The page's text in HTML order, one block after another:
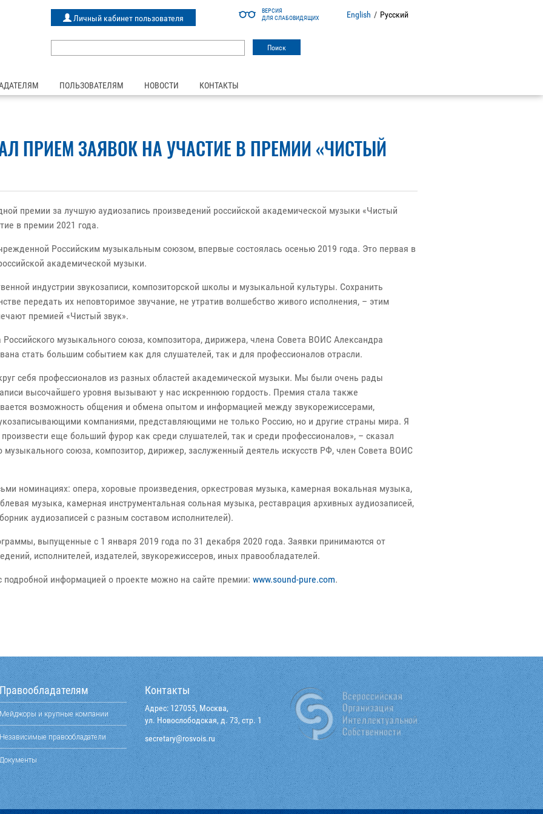
ВЕРСИЯ
ДЛЯ СЛАБОВИДЯЩИХ
English / Русский
Личный кабинет пользователя
ПОЛЬЗОВАТЕЛЯМ НОВОСТИ КОНТАКТЫ
ПРИЕМ ЗАЯВОК НА УЧАСТИЕ В ПРЕМИИ «ЧИСТЫЙ
премии за лучшую аудиозапись произведений российской академической музыки «Чистый
в премии 2021 года.
Российским музыкальным союзом, впервые состоялась осенью 2019 года. Это первая в
академической музыки.
индустрии звукозаписи, композиторской школы и музыкальной культуры. Сохранить
передать их неповторимое звучание, не утратив волшебство живого исполнения, – этим
премией «Чистый звук».
музыкального союза, композитора, дирижера, члена Совета ВОИС Александра
стать большим событием как для слушателей, так и для профессионалов отрасли.
себя профессионалов из разных областей академической музыки. Мы были очень рады
высочайшего уровня вызывают у нас искреннюю гордость. Премия стала также
возможность общения и обмена опытом и информацией между звукорежиссерами,
компаниями, представляющими не только Россию, но и другие страны мира. Я
еще больший фурор как среди слушателей, так и среди профессионалов», – сказал
музыкального союза, композитор, дирижер, заслуженный деятель искусств РФ, член Совета ВОИС
номинациях: опера, хоровые произведения, оркестровая музыка, камерная вокальная музыка,
музыка, камерная инструментальная сольная музыка, реставрация архивных аудиозаписей,
аудиозаписей с разным составом исполнителей).
выпущенные с 1 января 2019 года по 31 декабря 2020 года. Заявки принимаются от
исполнителей, издателей, звукорежиссеров, иных правообладателей.
подробной информацией о проекте можно на сайте премии: www.sound-pure.com.
Правообладателям
Мейджоры и крупные компании
Независимые правообладатели
Документы
Контакты
Адрес: 127055, Москва,
ул. Новослободская, д. 73, стр. 1
ur.siovsor
@yraterces